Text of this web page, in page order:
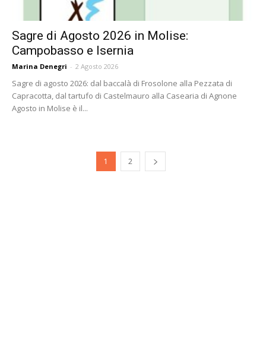
Sagre di Agosto 2026 in Molise:
Campobasso e Isernia
Marina Denegri - 2 Agosto 2026
Sagre di agosto 2026: dal baccalà di Frosolone alla Pezzata di
Capracotta, dal tartufo di Castelmauro alla Casearia di Agnone
Agosto in Molise è il...
1 2